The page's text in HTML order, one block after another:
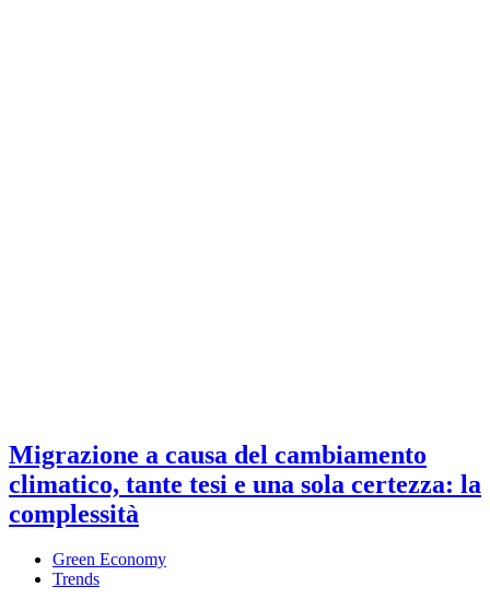
Migrazione a causa del cambiamento
climatico, tante tesi e una sola certezza: la
complessità
Green Economy
Trends